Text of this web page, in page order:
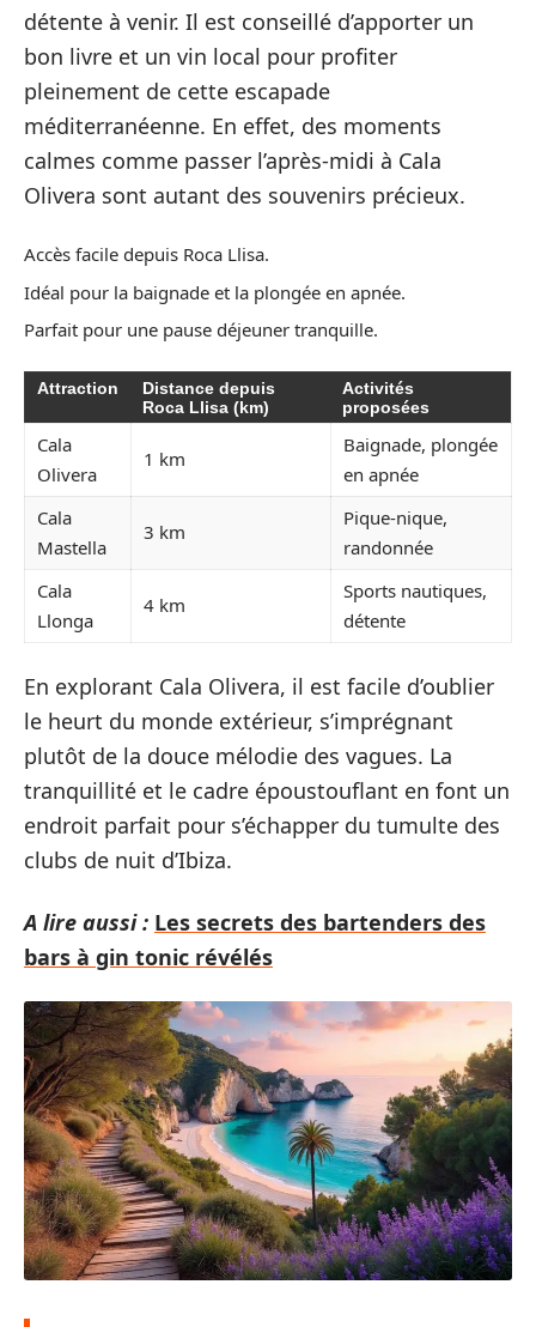
détente à venir. Il est conseillé d’apporter un
bon livre et un vin local pour profiter
pleinement de cette escapade
méditerranéenne. En effet, des moments
calmes comme passer l’après-midi à Cala
Olivera sont autant des souvenirs précieux.
Accès facile depuis Roca Llisa.
Idéal pour la baignade et la plongée en apnée.
Parfait pour une pause déjeuner tranquille.
Attraction
Distance depuis
Roca Llisa (km)
Activités
proposées
Cala
Olivera
1 km
Baignade, plongée
en apnée
Cala
Mastella
3 km
Pique-nique,
randonnée
Cala
Llonga
4 km
Sports nautiques,
détente
En explorant Cala Olivera, il est facile d’oublier
le heurt du monde extérieur, s’imprégnant
plutôt de la douce mélodie des vagues. La
tranquillité et le cadre époustouflant en font un
endroit parfait pour s’échapper du tumulte des
clubs de nuit d’Ibiza.
A lire aussi : Les secrets des bartenders des
bars à gin tonic révélés